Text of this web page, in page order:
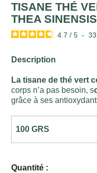
TISANE THÉ
THEA SINENSIS
4.7 / 5 -
Description
La tisane de thé vert
corps n’a pas besoin, s
grâce à ses
Quantité :